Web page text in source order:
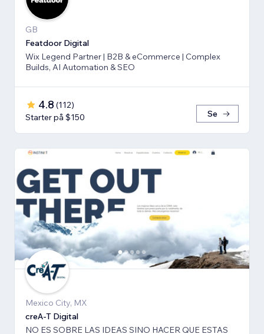
GB
Featdoor Digital
Wix Legend Partner | B2B & eCommerce | Complex
Builds, AI Automation & SEO
4.8 (112)
Starter på $150
Se
Mexico City, MX
creA-T Digital
NO ES SOBRE LAS IDEAS SINO HACER QUE ESTAS